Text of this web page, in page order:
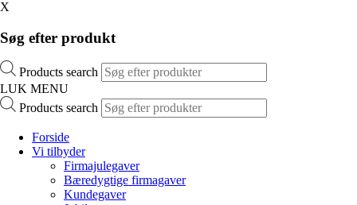
X
Søg efter produkt
Products search
LUK MENU
Products search
Forside
Vi tilbyder
Firmajulegaver
Bæredygtige firmagaver
Kundegaver